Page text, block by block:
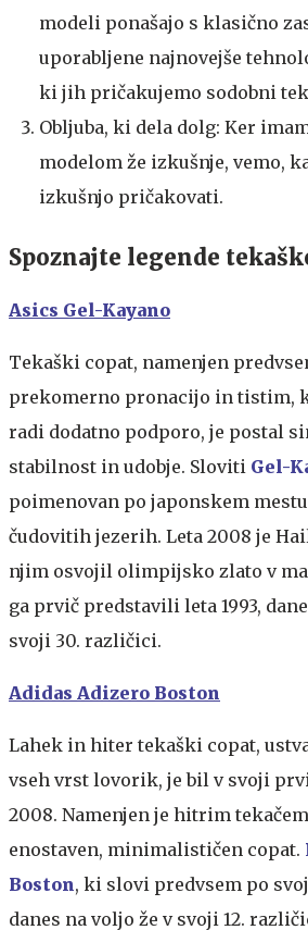
modeli ponašajo s klasično
uporabljene najnovejše
ki jih pričakujemo sodobni
Obljuba, ki dela dolg: Ker
modelom že izkušnje, vemo,
izkušnjo pričakovati.
Spoznajte legende
Asics Gel-Kayano
Tekaški copat, namenjen
prekomerno pronacijo in tistim,
radi dodatno podporo, je postal
stabilnost in udobje. Sloviti Gel-
poimenovan po japonskem
čudovitih jezerih. Leta 2008 je
njim osvojil olimpijsko zlato v
ga prvič predstavili leta 1993,
svoji 30. različici.
Adidas Adizero Boston
Lahek in hiter tekaški copat,
vseh vrst lovorik, je bil v svoji
2008. Namenjen je hitrim
enostaven, minimalističen copat.
Boston, ki slovi predvsem po
danes na voljo že v svoji 12.